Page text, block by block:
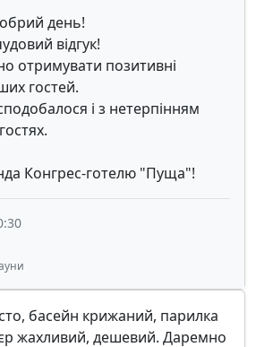
день!
відгук!
отримувати позитивні
гостей.
і з нетерпінням
Конгрес-готелю "Пуща"!
басейн крижаний, парилка
жахливий, дешевий. Даремно